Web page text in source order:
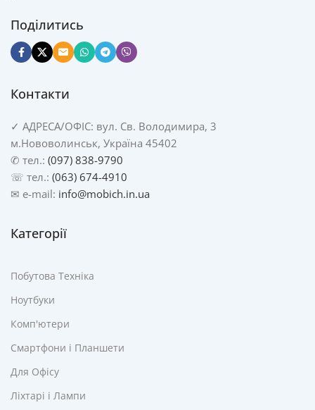
Поділитись
Контакти
✓ АДРЕСА/ОФІС: вул. Св. Володимира, 3
м.Нововолинськ, Україна 45402
✆ тел.: (097) 838-9790
☏ тел.: (063) 674-4910
✉ e-mail: info@mobich.in.ua
Категорії
Побутова Техніка
Ноутбуки
Комп'ютери
Смартфони і Планшети
Для Офісу
Ліхтарі і Лампи